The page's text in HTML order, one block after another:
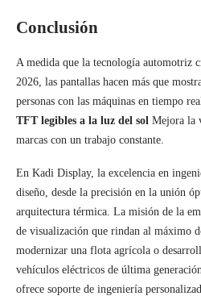
Conclusión
A medida que la tecnología automotriz
2026, las pantallas hacen más que
personas con las máquinas en tiempo
TFT legibles a la luz del sol Mejora la
marcas con un trabajo constante.
En Kadi Display, la excelencia en
diseño, desde la precisión en la unión
arquitectura térmica. La misión de la
de visualización que rindan al máximo
modernizar una flota agrícola o
vehículos eléctricos de última
ofrece soporte de ingeniería